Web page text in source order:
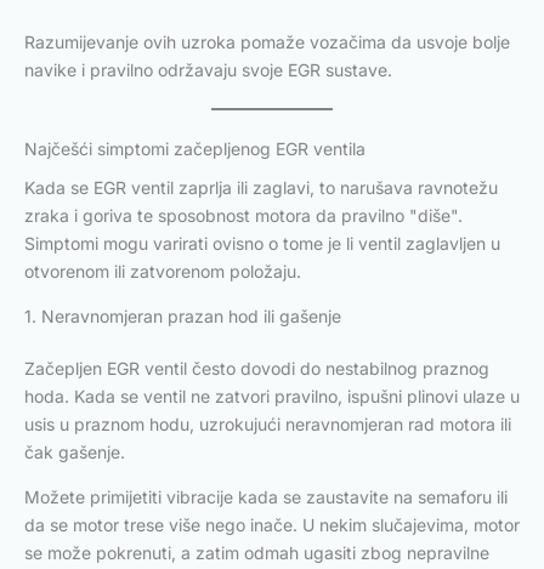
Razumijevanje ovih uzroka pomaže vozačima da usvoje bolje
navike i pravilno održavaju svoje EGR sustave.
Najčešći simptomi začepljenog EGR ventila
Kada se EGR ventil zaprlja ili zaglavi, to narušava ravnotežu
zraka i goriva te sposobnost motora da pravilno "diše".
Simptomi mogu varirati ovisno o tome je li ventil zaglavljen u
otvorenom ili zatvorenom položaju.
1. Neravnomjeran prazan hod ili gašenje
Začepljen EGR ventil često dovodi do nestabilnog praznog
hoda. Kada se ventil ne zatvori pravilno, ispušni plinovi ulaze u
usis u praznom hodu, uzrokujući neravnomjeran rad motora ili
čak gašenje.
Možete primijetiti vibracije kada se zaustavite na semaforu ili
da se motor trese više nego inače. U nekim slučajevima, motor
se može pokrenuti, a zatim odmah ugasiti zbog nepravilne